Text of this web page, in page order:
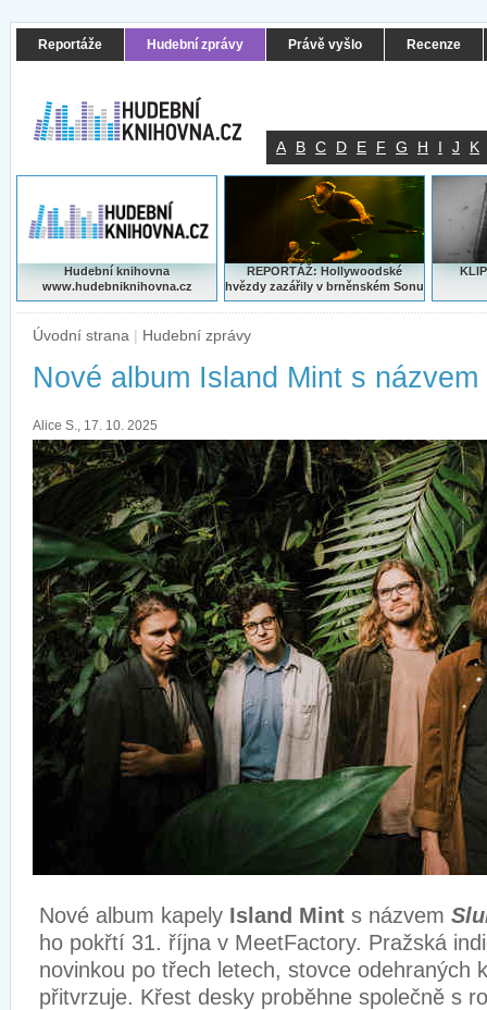
Reportáže Hudební zprávy Právě vyšlo Recenze
A B C D E F G H I J K
Hudební knihovna
www.hudebniknihovna.cz
REPORTÁŽ: Hollywoodské
hvězdy zazářily v brněnském Sonu
Úvodní strana | Hudební zprávy
Nové album Island Mint s
Alice S., 17. 10. 2025
Nové album kapely Island Mint s názvem
ho pokřtí 31. října v MeetFactory. Pražská
novinkou po třech letech, stovce odehraných
přitvrzuje. Křest desky proběhne společně s